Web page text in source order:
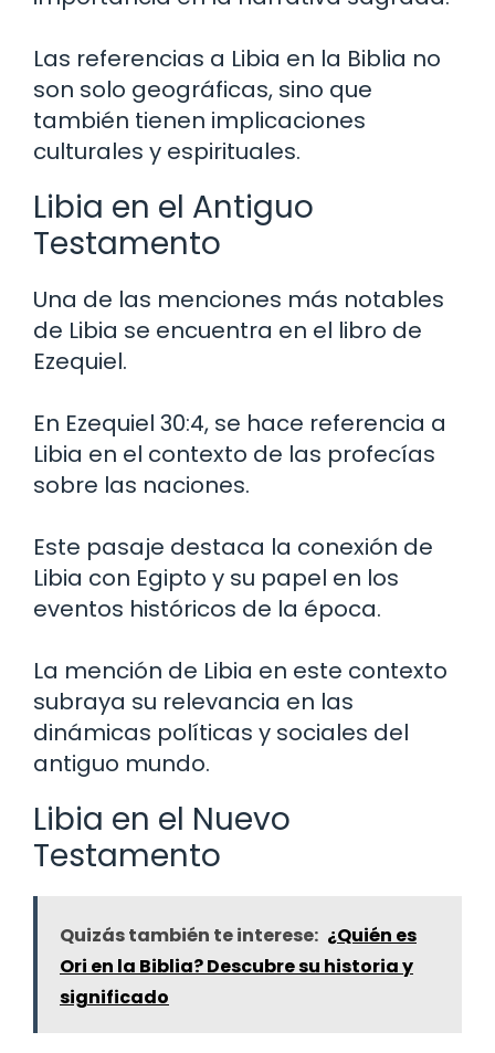
Las referencias a Libia en la Biblia no
son solo geográficas, sino que
también tienen implicaciones
culturales y espirituales.
Libia en el Antiguo
Testamento
Una de las menciones más notables
de Libia se encuentra en el libro de
Ezequiel.
En Ezequiel 30:4, se hace referencia a
Libia en el contexto de las profecías
sobre las naciones.
Este pasaje destaca la conexión de
Libia con Egipto y su papel en los
eventos históricos de la época.
La mención de Libia en este contexto
subraya su relevancia en las
dinámicas políticas y sociales del
antiguo mundo.
Libia en el Nuevo
Testamento
Quizás también te interese: ¿Quién es
Ori en la Biblia? Descubre su historia y
significado